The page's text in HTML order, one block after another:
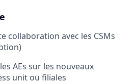
collaboration avec les CSMs
AEs sur les nouveaux
unit ou filiales